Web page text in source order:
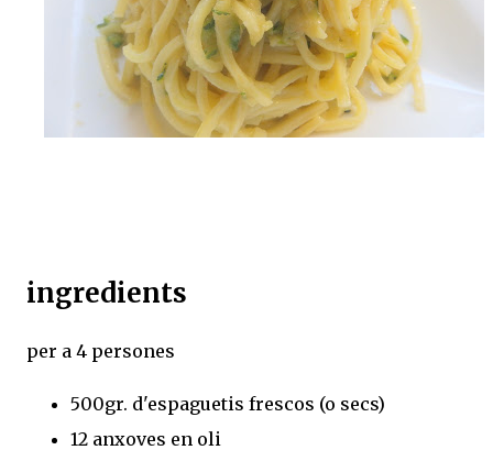
ingredients
per a 4 persones
500gr. d'espaguetis frescos (o secs)
12 anxoves en oli